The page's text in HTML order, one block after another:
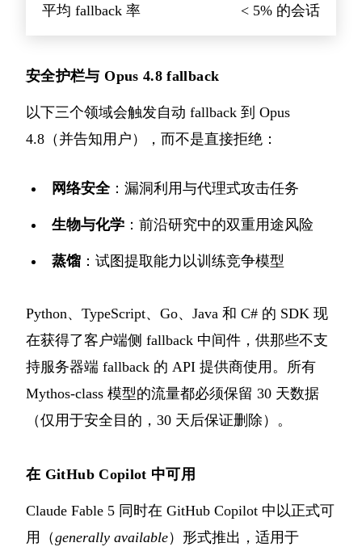
平均 fallback 率 < 5% 的会话
安全护栏与 Opus 4.8 fallback
以下三个领域会触发自动 fallback 到 Opus
4.8（并告知用户），而不是直接拒绝：
网络安全：漏洞利用与代理式攻击任务
生物与化学 ：前沿研究中的双重用途风险
蒸馏 ：试图提取能力以训练竞争模型
Python、TypeScript、Go、Java 和 C# 的 SDK 现
在获得了客户端侧 fallback 中间件，供那些不支
持服务器端 fallback 的 API 提供商使用。所有
Mythos-class 模型的流量都必须保留 30 天数据
（仅用于安全目的，30 天后保证删除）。
在 GitHub Copilot 中可用
Claude Fable 5 同时在 GitHub Copilot 中以正式可
用（generally available）形式推出，适用于